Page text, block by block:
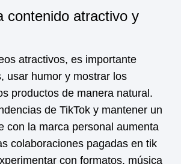
contenido atractivo y
atractivos, es importante
usar humor y mostrar los
productos de manera natural.
de TikTok y mantener un
con la marca personal aumenta
colaboraciones pagadas en tik
con formatos, música